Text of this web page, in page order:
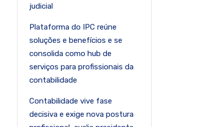
judicial
Plataforma do IPC reúne
soluções e benefícios e se
consolida como hub de
serviços para profissionais da
contabilidade
Contabilidade vive fase
decisiva e exige nova postura